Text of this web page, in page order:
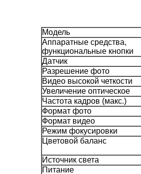
Модель
Аппаратные средства,
функциональные кнопки
Датчик
Разрешение фото
Видео высокой четкости
Увеличение оптическое
Частота кадров (макс.)
Формат фото
Формат видео
Режим фокусировки
Цветовой баланс
Источник света
Питание